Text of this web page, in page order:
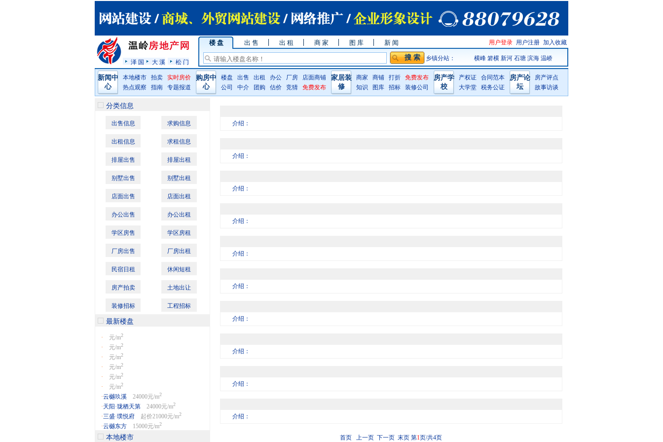
泽 国 大 溪 松 门
楼 盘 出 售 出 租 商 家 图 库 新 闻 加入收藏
用户注册
用户登录
网手机版
乡镇分站： 横峰 箬横 新河 石塘 滨海 温峤
新闻中
心
本地楼市 拍卖
实时房价
热点观察
指南 专题报道
购房中
心
楼盘 出售 出租 办公 厂房
店面商铺
公司
中介 团购 估价 竞猜 免费发布
家居装
修
商家 商铺 打折
免费发布
知识
图库 招标 装修公司
房产学
校
产权证
合同范本
大学堂
税务公证
房产论
坛
房产评点
故事访谈
分类信息
出售信息 求购信息
出租信息 求租信息
排屋出售 排屋出租
别墅出售 别墅出租
店面出售 店面出租
办公出售 办公出租
学区房售 学区房租
厂房出售 厂房出租
民宿日租 休闲短租
房产拍卖 土地出让
装修招标 工程招标
最新楼盘
· 元/m2
· 元/m2
· 元/m2
· 元/m2
· 元/m2
· 元/m2
·云樾玖溪 24000元/m2
·天阳·珑栖天第 24000元/m2
·三盛·璞悦府 起价21000元/m2
·云樾东方 15000元/m2
本地楼市
介绍：
介绍：
介绍：
介绍：
介绍：
介绍：
介绍：
介绍：
介绍：
介绍：
首页 上一页 下一页 末页 第1页/共4页